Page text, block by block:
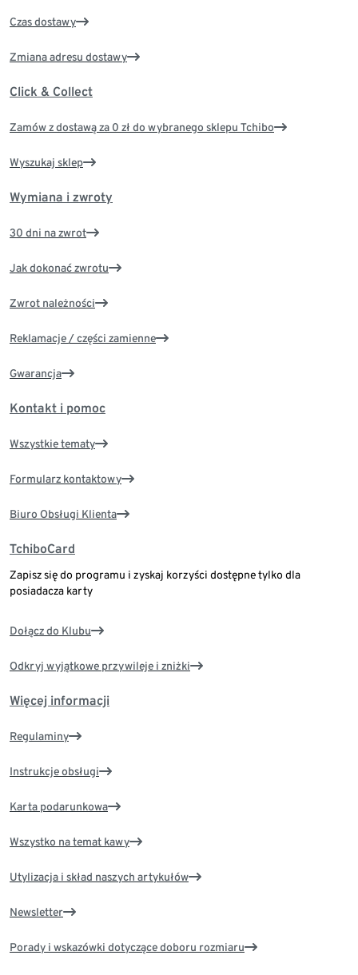
Czas dostawy
Zmiana adresu dostawy
Click & Collect
Zamów z dostawą za 0 zł do wybranego sklepu Tchibo
Wyszukaj sklep
Wymiana i zwroty
30 dni na zwrot
Jak dokonać zwrotu
Zwrot należności
Reklamacje / części zamienne
Gwarancja
Kontakt i pomoc
Wszystkie tematy
Formularz kontaktowy
Biuro Obsługi Klienta
TchiboCard
Zapisz się do programu i zyskaj korzyści dostępne tylko dla
posiadacza karty
Dołącz do Klubu
Odkryj wyjątkowe przywileje i zniżki
Więcej informacji
Regulaminy
Instrukcje obsługi
Karta podarunkowa
Wszystko na temat kawy
Utylizacja i skład naszych artykułów
Newsletter
Porady i wskazówki dotyczące doboru rozmiaru